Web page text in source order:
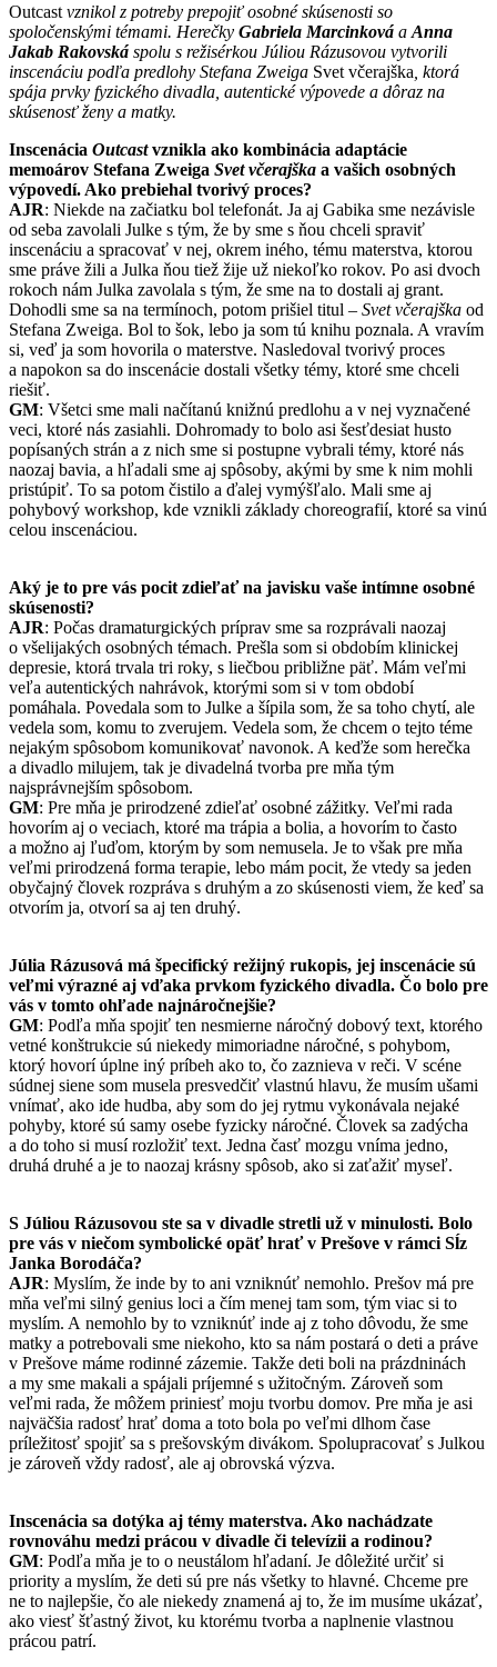
Outcast vznikol z potreby prepojiť osobné skúsenosti so
spoločenskými témami. Herečky Gabriela Marcinková a Anna
Jakab Rakovská spolu s režisérkou Júliou Rázusovou vytvorili
inscenáciu podľa predlohy Stefana Zweiga Svet včerajška , ktorá
spája prvky fyzického divadla, autentické výpovede a dôraz na
skúsenosť ženy a matky.
Inscenácia Outcastvznikla ako kombinácia adaptácie
memoárov Stefana Zweiga Svet včerajška a vašich osobných
výpovedí. Ako prebiehal tvorivý proces?
AJR: Niekde na začiatku bol telefonát. Ja aj Gabika sme nezávisle
od seba zavolali Julke s tým, že by sme s ňou chceli spraviť
inscenáciu a spracovať v nej, okrem iného, tému materstva, ktorou
sme práve žili a Julka ňou tiež žije už niekoľko rokov. Po asi dvoch
rokoch nám Julka zavolala s tým, že sme na to dostali aj grant.
Dohodli sme sa na termínoch, potom prišiel titul – Svet včerajška od
Stefana Zweiga. Bol to šok, lebo ja som tú knihu poznala. A vravím
si, veď ja som hovorila o materstve. Nasledoval tvorivý proces
a napokon sa do inscenácie dostali všetky témy, ktoré sme chceli
riešiť.
GM: Všetci sme mali načítanú knižnú predlohu a v nej vyznačené
veci, ktoré nás zasiahli. Dohromady to bolo asi šesťdesiat husto
popísaných strán a z nich sme si postupne vybrali témy, ktoré nás
naozaj bavia, a hľadali sme aj spôsoby, akými by sme k nim mohli
pristúpiť. To sa potom čistilo a ďalej vymýšľalo. Mali sme aj
pohybový workshop, kde vznikli základy choreografií, ktoré sa vinú
celou inscenáciou.
Aký je to pre vás pocit zdieľať na javisku vaše intímne osobné
skúsenosti?
AJR: Počas dramaturgických príprav sme sa rozprávali naozaj
o všelijakých osobných témach. Prešla som si obdobím klinickej
depresie, ktorá trvala tri roky, s liečbou približne päť. Mám veľmi
veľa autentických nahrávok, ktorými som si v tom období
pomáhala. Povedala som to Julke a šípila som, že sa toho chytí, ale
vedela som, komu to zverujem. Vedela som, že chcem o tejto téme
nejakým spôsobom komunikovať navonok. A keďže som herečka
a divadlo milujem, tak je divadelná tvorba pre mňa tým
najsprávnejším spôsobom.
GM: Pre mňa je prirodzené zdieľať osobné zážitky. Veľmi rada
hovorím aj o veciach, ktoré ma trápia a bolia, a hovorím to často
a možno aj ľuďom, ktorým by som nemusela. Je to však pre mňa
veľmi prirodzená forma terapie, lebo mám pocit, že vtedy sa jeden
obyčajný človek rozpráva s druhým a zo skúsenosti viem, že keď sa
otvorím ja, otvorí sa aj ten druhý.
Júlia Rázusová má špecifický režijný rukopis, jej inscenácie sú
veľmi výrazné aj vďaka prvkom fyzického divadla. Čo bolo pre
vás v tomto ohľade najnáročnejšie?
GM: Podľa mňa spojiť ten nesmierne náročný dobový text, ktorého
vetné konštrukcie sú niekedy mimoriadne náročné, s pohybom,
ktorý hovorí úplne iný príbeh ako to, čo zaznieva v reči. V scéne
súdnej siene som musela presvedčiť vlastnú hlavu, že musím ušami
vnímať, ako ide hudba, aby som do jej rytmu vykonávala nejaké
pohyby, ktoré sú samy osebe fyzicky náročné. Človek sa zadýcha
a do toho si musí rozložiť text. Jedna časť mozgu vníma jedno,
druhá druhé a je to naozaj krásny spôsob, ako si zaťažiť myseľ.
S Júliou Rázusovou ste sa v divadle stretli už v minulosti. Bolo
pre vás v niečom symbolické opäť hrať v Prešove v rámci Sĺz
Janka Borodáča?
AJR: Myslím, že inde by to ani vzniknúť nemohlo. Prešov má pre
mňa veľmi silný genius loci a čím menej tam som, tým viac si to
myslím. A nemohlo by to vzniknúť inde aj z toho dôvodu, že sme
matky a potrebovali sme niekoho, kto sa nám postará o deti a práve
v Prešove máme rodinné zázemie. Takže deti boli na prázdninách
a my sme makali a spájali príjemné s užitočným. Zároveň som
veľmi rada, že môžem priniesť moju tvorbu domov. Pre mňa je asi
najväčšia radosť hrať doma a toto bola po veľmi dlhom čase
príležitosť spojiť sa s prešovským divákom. Spolupracovať s Julkou
je zároveň vždy radosť, ale aj obrovská výzva.
Inscenácia sa dotýka aj témy materstva. Ako nachádzate
rovnováhu medzi prácou v divadle či televízii a rodinou?
GM: Podľa mňa je to o neustálom hľadaní. Je dôležité určiť si
priority a myslím, že deti sú pre nás všetky to hlavné. Chceme pre
ne to najlepšie, čo ale niekedy znamená aj to, že im musíme ukázať,
ako viesť šťastný život, ku ktorému tvorba a naplnenie vlastnou
prácou patrí.